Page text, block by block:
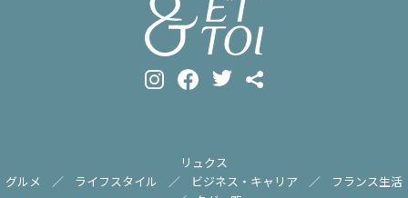
リュクス
グルメ
ライフスタイル ビジネス・キャリア
フランス生活